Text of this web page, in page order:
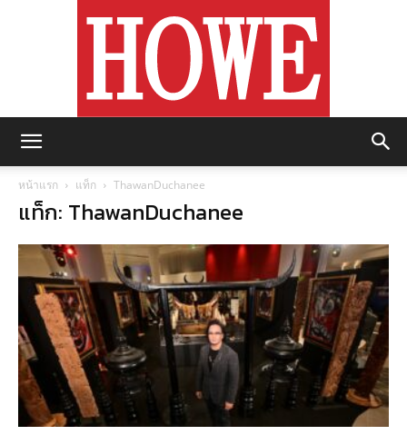
หน้าแรก แท็ก ThawanDuchanee
แท็ก: ThawanDuchanee